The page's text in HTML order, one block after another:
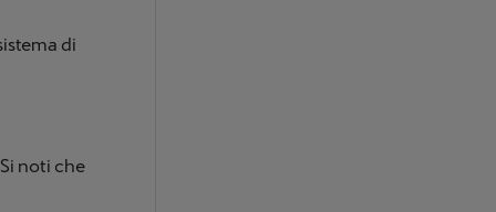
di
noti che